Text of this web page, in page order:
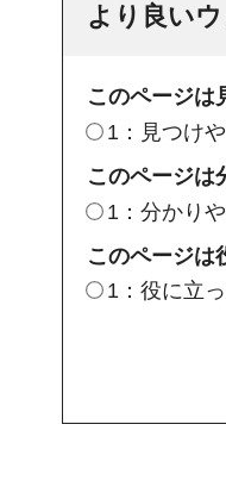
より良い
このページは
1：見つけ
このページは
1：分かり
このページは
1：役に立